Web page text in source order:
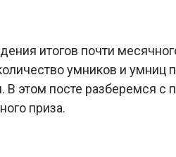
итогов почти
умников и
В этом посте разберемся
приза.